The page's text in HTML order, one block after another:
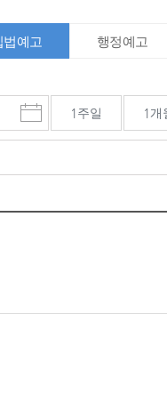
법예고 행정예고
종
료
1주일 1개